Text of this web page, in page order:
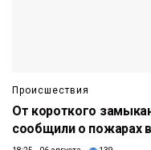
Происшествия
От короткого
сообщили о пожарах